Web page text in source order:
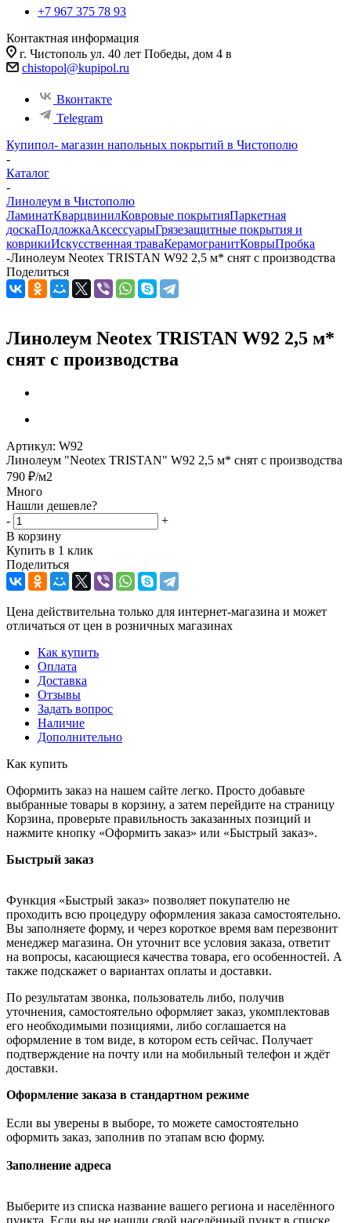
+7 967 375 78 93
Контактная информация
г. Чистополь ул. 40 лет Победы, дом 4 в
chistopol@kupipol.ru
Вконтакте
Telegram
Купипол- магазин напольных покрытий в Чистополю
-
Каталог
-
Линолеум в Чистополю
ЛаминатКварцвинилКовровые покрытияПаркетная
доскаПодложкаАксессуарыГрязезащитные покрытия и
коврикиИскусственная траваКерамогранитКоврыПробка
-Линолеум Neotex TRISTAN W92 2,5 м* снят с производства
Поделиться
Линолеум Neotex TRISTAN W92 2,5 м*
снят с производства
Артикул: W92
Линолеум "Neotex TRISTAN" W92 2,5 м* снят с производства
790 ₽/м2
Много
Нашли дешевле?
-
+
В корзину
Купить в 1 клик
Поделиться
Цена действительна только для интернет-магазина и может
отличаться от цен в розничных магазинах
Как купить
Оплата
Доставка
Отзывы
Задать вопрос
Наличие
Дополнительно
Как купить
Оформить заказ на нашем сайте легко. Просто добавьте
выбранные товары в корзину, а затем перейдите на страницу
Корзина, проверьте правильность заказанных позиций и
нажмите кнопку «Оформить заказ» или «Быстрый заказ».
Быстрый заказ
Функция «Быстрый заказ» позволяет покупателю не
проходить всю процедуру оформления заказа самостоятельно.
Вы заполняете форму, и через короткое время вам перезвонит
менеджер магазина. Он уточнит все условия заказа, ответит
на вопросы, касающиеся качества товара, его особенностей. А
также подскажет о вариантах оплаты и доставки.
По результатам звонка, пользователь либо, получив
уточнения, самостоятельно оформляет заказ, укомплектовав
его необходимыми позициями, либо соглашается на
оформление в том виде, в котором есть сейчас. Получает
подтверждение на почту или на мобильный телефон и ждёт
доставки.
Оформление заказа в стандартном режиме
Если вы уверены в выборе, то можете самостоятельно
оформить заказ, заполнив по этапам всю форму.
Заполнение адреса
Выберите из списка название вашего региона и населённого
пункта. Если вы не нашли свой населённый пункт в списке,